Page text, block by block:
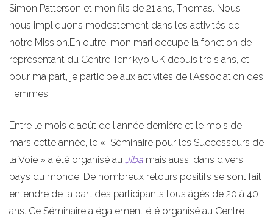
Simon Patterson et mon fils de 21 ans, Thomas. Nous
nous impliquons modestement dans les activités de
notre Mission.En outre, mon mari occupe la fonction de
représentant du Centre Tenrikyo UK depuis trois ans, et
pour ma part, je participe aux activités de l'Association des
Femmes.
Entre le mois d'août de l'année dernière et le mois de
mars cette année, le « Séminaire pour les Successeurs de
la Voie » a été organisé au Jiba mais aussi dans divers
pays du monde. De nombreux retours positifs se sont fait
entendre de la part des participants tous âgés de 20 à 40
ans. Ce Séminaire a également été organisé au Centre